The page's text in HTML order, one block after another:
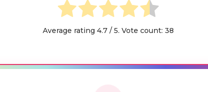
Average rating 4.7/ 5. Vote count: 38